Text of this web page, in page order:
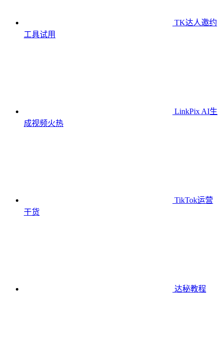
TK达人邀约
工具试用
LinkPix AI生
成视频火热
TikTok运营
干货
达秘教程